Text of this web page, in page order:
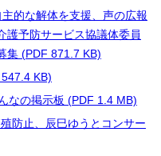
的な解体を支援、声の広報
護予防サービス協議体委員
集 (PDF 871.7 KB)
KB)
なの掲示板 (PDF 1.4 MB)
防止、辰巳ゆうとコンサー